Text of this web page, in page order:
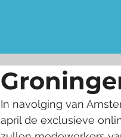
In navolging van
april de exclusieve